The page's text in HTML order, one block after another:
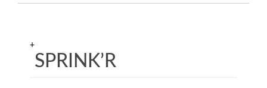
+
SPRINK’R